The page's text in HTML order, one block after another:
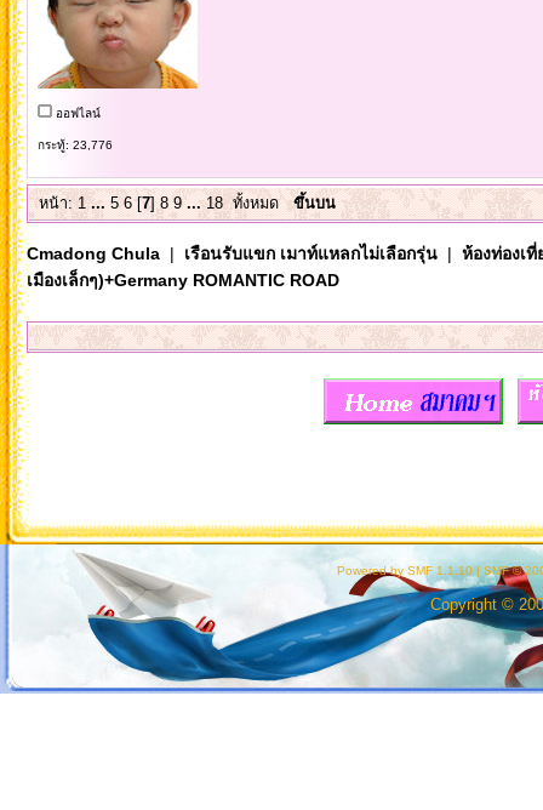
ออฟไลน์
กระทู้: 23,776
หน้า:1 ... 5 6[7] 8 9 ...18 ทั้งหมด ขึ้นบน
Cmadong Chula| เรือนรับแขก เมาท์แหลกไม่เลือกรุ่น| ห้องท่องเ
เมืองเล็กๆ)+Germany ROMANTIC ROAD
Powered by SMF 1.1.10 | SMF ©
Copyright ©